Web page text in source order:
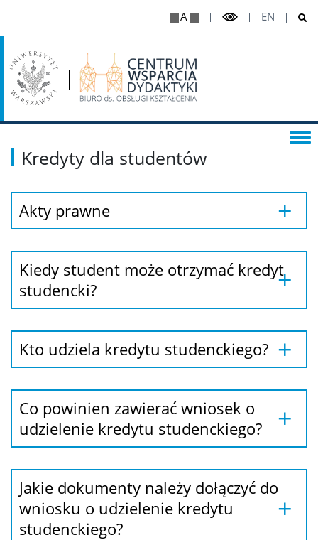
A EN
Kredyty dla studentów
Akty prawne
Kiedy student może otrzymać kredyt
studencki?
Kto udziela kredytu studenckiego?
Co powinien zawierać wniosek o
udzielenie kredytu studenckiego?
Jakie dokumenty należy dołączyć do
wniosku o udzielenie kredytu
studenckiego?